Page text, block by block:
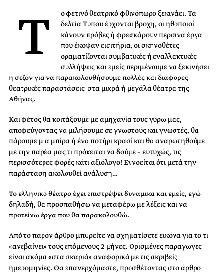
Τ
ο φετινό θεατρικό φθινόπωρο ξεκινάει. Τα
δελτία Τύπου έρχονται βροχή, οι ηθοποιοί
κάνουν πρόβες ή φρεσκάρουν περσινά έργα
που έκοψαν εισιτήρια, οι σκηνοθέτες
οραματίζονται συμβατικές ή εναλλακτικές
συλλήψεις και εμείς περιμένουμε να ξεκινήσει
η σεζόν για να παρακολουθήσουμε πολλές και διάφορες
θεατρικές παραστάσεις στα μικρά ή μεγάλα θέατρα της
Αθήνας.
Και φέτος θα κοιτάξουμε με αμηχανία τους γύρω μας,
αποφεύγοντας να μιλήσουμε σε γνωστούς και γνωστές, θα
πάρουμε μια μπίρα ή ένα ποτήρι κρασί και θα αναρωτηθούμε
με την παρέα μας τι πρόκειται να δούμε – ευτυχώς, τις
περισσότερες φορές κάτι αξιόλογο! Εννοείται ότι μετά την
παράσταση ακολουθεί ανάλυση…
Το ελληνικό θέατρο έχει επιστρέψει δυναμικά και εμείς, εγώ
δηλαδή, θα προσπαθήσω να μεταφέρω με λέξεις και να
προτείνω έργα που θα παρακολουθώ.
Από το παρόν άρθρο μπ0ρείτε να σχηματίσετε εικόνα για το τι
«ανεβαίνει» τους επόμενους 2 μήνες. Ορισμένες παραγωγές
είναι ακόμα «στα σκαριά» αναφορικά με τις ακριβείς
ημερομηνίες. Θα επανερχόμαστε, προσθέτοντας στο άρθρο